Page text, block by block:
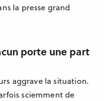
la presse grand
porte une part
aggrave la situation.
sciemment de